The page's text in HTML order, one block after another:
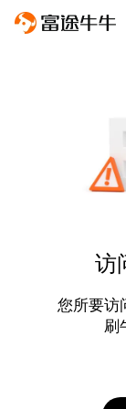
访
您所要访
刷